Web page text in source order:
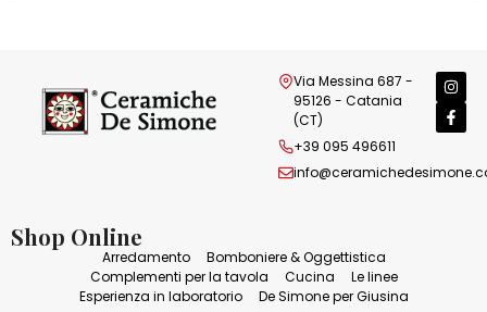
Via Messina 687 -
95126 - Catania
(CT)
+39 095 496611
Shop Online
Arredamento
Bomboniere & Oggettistica
Complementi per la tavola
Cucina
Le linee
Esperienza in laboratorio
De Simone per Giusina